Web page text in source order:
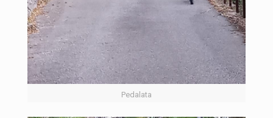
Pedalata